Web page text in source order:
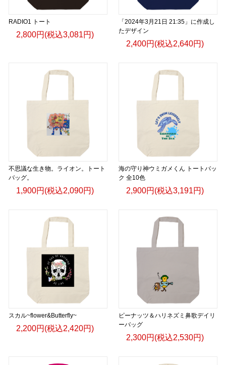
RADIO1 トート
2,800円(税込3,081円)
「2024年3月21日 21:35」に作成し
たデザイン
2,400円(税込2,640円)
不思議な生き物。ライオン。トート
バッグ。
1,900円(税込2,090円)
海の守り神ウミガメくん トートバッ
ク 全10色
2,900円(税込3,191円)
スカル~flower&Butterfly~
2,200円(税込2,420円)
ピーナッツ＆ハリネズミ鼻歌デイリ
ーバッグ
2,300円(税込2,530円)